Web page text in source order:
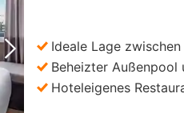
Nächstes Bild
Ideale Lage
Beheizter Außenpool
Hoteleigenes